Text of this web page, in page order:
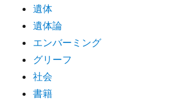
遺体
遺体論
エンバーミング
グリーフ
社会
書籍